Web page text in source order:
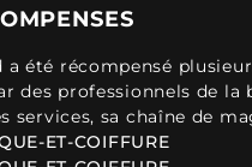
a été récompensé
des professionnels de la
services, sa chaîne de